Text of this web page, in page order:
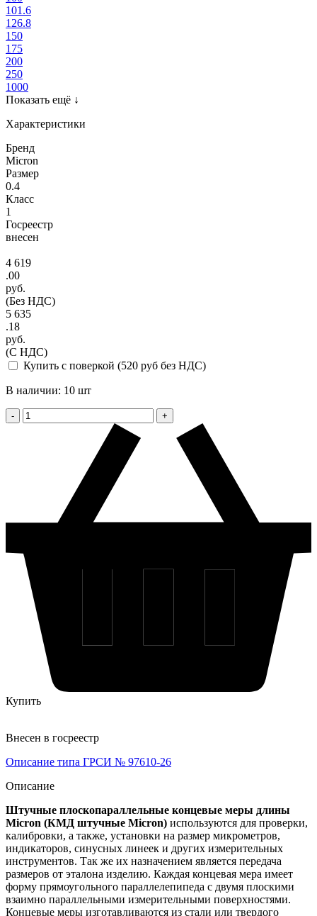
101.6
126.8
150
175
200
250
1000
Показать ещё ↓
Характеристики
Бренд
Micron
Размер
0.4
Класс
1
Госреестр
внесен
4 619
.00
руб.
(Без НДС)
5 635
.18
руб.
(С НДС)
Купить с поверкой (520 руб без НДС)
В наличии: 10 шт
Купить
Внесен в госреестр
Описание типа ГРСИ № 97610-26
Описание
Штучные плоскопараллельные концевые меры длины
Micron (КМД штучные Micron) используются для проверки,
калибровки, а также, установки на размер микрометров,
индикаторов, синусных линеек и других измерительных
инструментов. Так же их назначением является передача
размеров от эталона изделию. Каждая концевая мера имеет
форму прямоугольного параллелепипеда с двумя плоскими
взаимно параллельными измерительными поверхностями.
Концевые меры изготавливаются из стали или твердого